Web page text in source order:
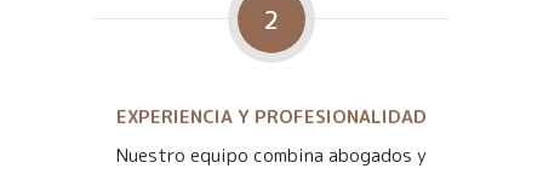
2
EXPERIENCIA Y PROFESIONALIDAD
Nuestro equipo combina abogados y